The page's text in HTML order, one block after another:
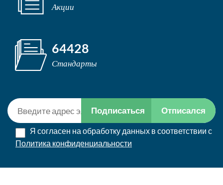
Акции
64428
Стандарты
Подписаться Отписался
Я согласен на обработку данных в соответствии с
Политика конфиденциальности